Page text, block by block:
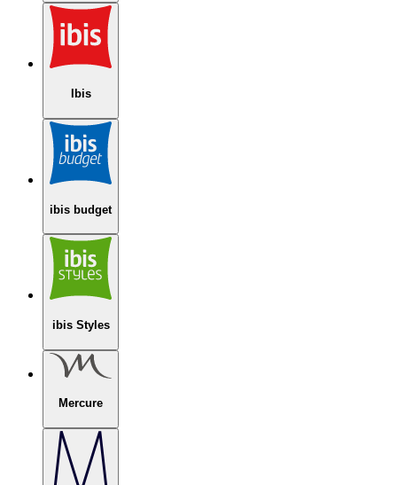
Ibis
ibis budget
ibis Styles
Mercure